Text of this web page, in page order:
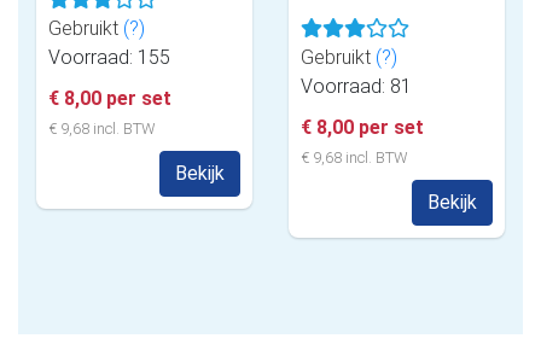
Gebruikt (?)
Voorraad: 155
€ 8,00 per set
€ 9,68 incl. BTW
Bekijk
Gebruikt (?)
Voorraad: 81
€ 8,00 per set
€ 9,68 incl. BTW
Bekijk